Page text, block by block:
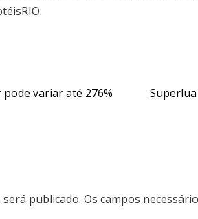
variar até 276%
publicado. Os campos